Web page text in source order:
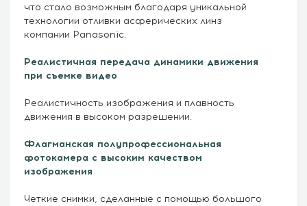
что стало возможным благодаря уникальной
технологии отливки асферических линз
компании Panasonic.
Реалистичная передача динамики движения
при съемке видео
Реалистичность изображения и плавность
движения в высоком разрешении.
Флагманская полупрофессиональная
фотокамера с высоким качеством
изображения
Четкие снимки, сделанные с помощью большого